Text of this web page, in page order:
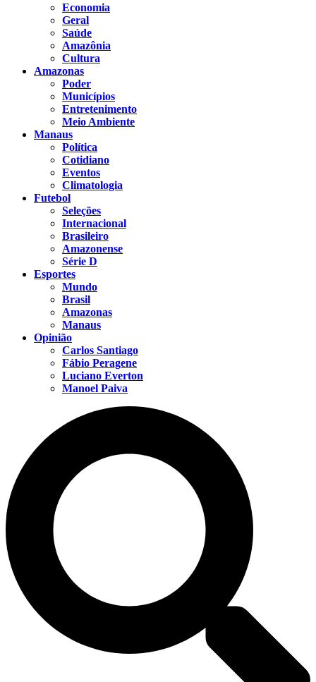
Economia
Geral
Saúde
Amazônia
Cultura
Amazonas
Poder
Municípios
Entretenimento
Meio Ambiente
Manaus
Política
Cotidiano
Eventos
Climatologia
Futebol
Seleções
Internacional
Brasileiro
Amazonense
Série D
Esportes
Mundo
Brasil
Amazonas
Manaus
Opinião
Carlos Santiago
Fábio Peragene
Luciano Everton
Manoel Paiva